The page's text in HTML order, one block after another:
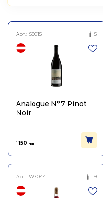
Арт.: S9015 5
Analogue N°7 Pinot
Noir
1 150 грн.
Арт.: W7044 19